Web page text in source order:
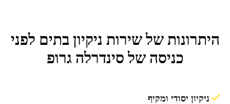
היתרונות של שירות ניקיון בתים לפני
כניסה של סינדרלה גרופ
ניקיון יסודי ומקיף